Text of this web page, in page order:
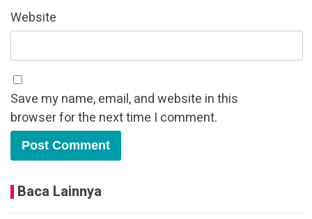
Website
Save my name, email, and website in this
browser for the next time I comment.
Baca Lainnya